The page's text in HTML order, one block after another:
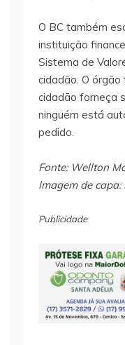
O BC também
instituição
Sistema de
cidadão. O
cidadão forneça
ninguém está
pedido.
Fonte: Wellton
Imagem de
Publicidade